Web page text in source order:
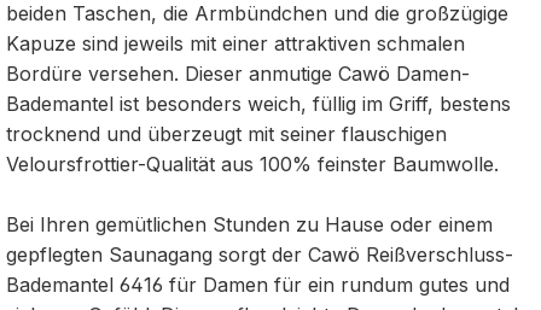
beiden Taschen, die Armbündchen und die großzügige
Kapuze sind jeweils mit einer attraktiven schmalen
Bordüre versehen. Dieser anmutige Cawö Damen-
Bademantel ist besonders weich, füllig im Griff, bestens
trocknend und überzeugt mit seiner flauschigen
Veloursfrottier-Qualität aus 100% feinster Baumwolle.
Bei Ihren gemütlichen Stunden zu Hause oder einem
gepflegten Saunagang sorgt der Cawö Reißverschluss-
Bademantel 6416 für Damen für ein rundum gutes und